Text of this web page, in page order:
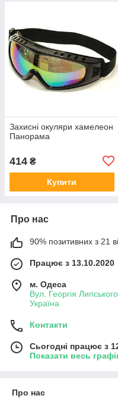
Захисні окуляри хамелеон
Панорама
414 ₴
Купити
Про нас
90% позитивних з 21
Працює з 13.10.2020
м. Одеса
Вул. Георгія
Україна
Контакти
Сьогодні працює з
Показати весь
Про нас